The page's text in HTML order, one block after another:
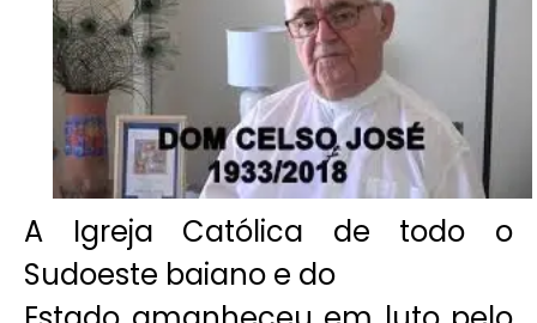
A Igreja Católica de todo o
Sudoeste baiano e do